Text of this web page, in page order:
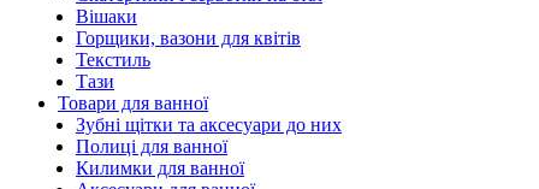
Вішаки
Горщики, вазони для квітів
Текстиль
Тази
Товари для ванної
Зубні щітки та аксесуари до них
Полиці для ванної
Килимки для ванної